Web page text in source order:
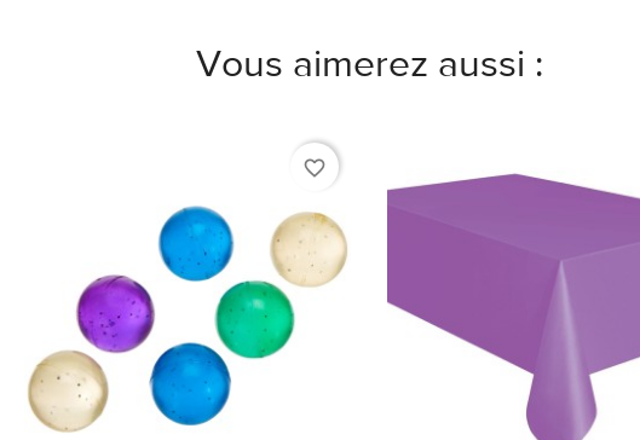
Vous aimerez aussi :
favorite_border